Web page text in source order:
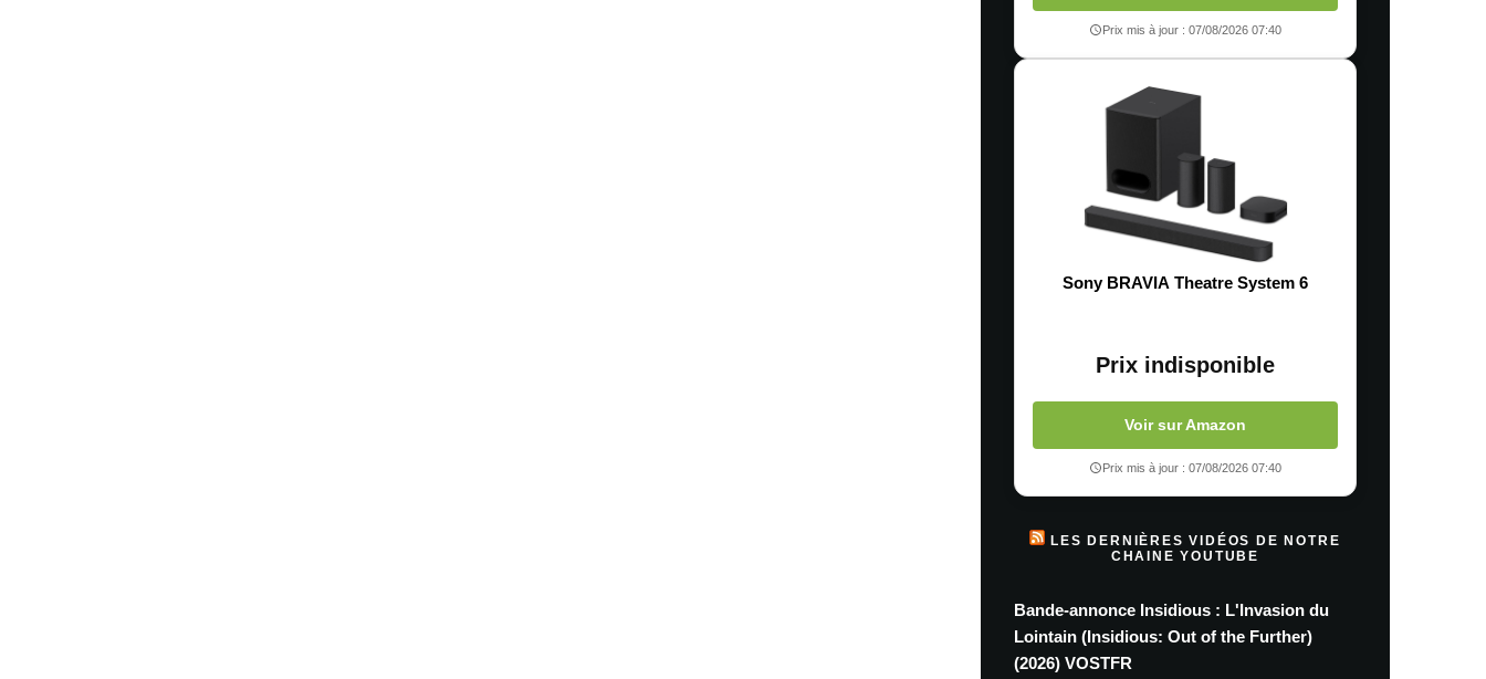
Prix mis à jour : 07/08/2026 07:40
Sony BRAVIA Theatre System 6
Prix indisponible
Voir sur Amazon
Prix mis à jour : 07/08/2026 07:40
LES DERNIÈRES VIDÉOS DE NOTRE
CHAINE YOUTUBE
Bande-annonce Insidious : L'Invasion du
Lointain (Insidious: Out of the Further)
(2026) VOSTFR